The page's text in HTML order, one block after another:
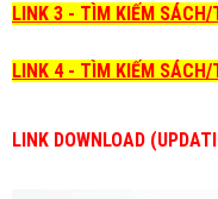
LINK 3 - TÌM KIẾM
LINK 4 - TÌM KIẾM
LINK DOWNLOAD